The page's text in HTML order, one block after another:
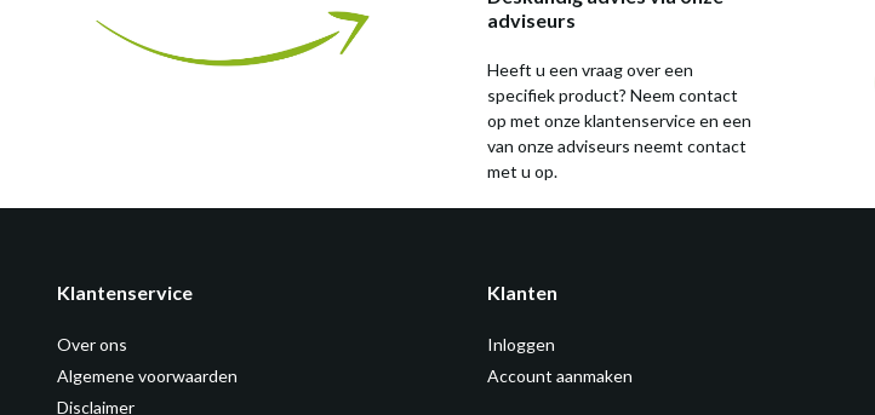
adviseurs
Heeft u een vraag over een
specifiek product? Neem contact
op met onze klantenservice en een
van onze adviseurs neemt contact
met u op.
Klantenservice
Over ons
Algemene voorwaarden
Disclaimer
Klanten
Inloggen
Account aanmaken